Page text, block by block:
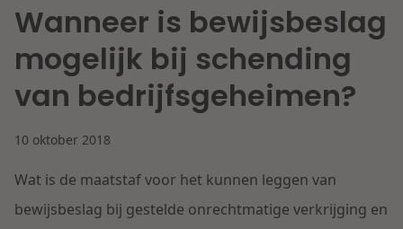
Fiscaal
Arbeid & Pensioen
IE & Innovatie
Dichtbij een toekomstbestendige zorg
Artikelen
Klantcases
Events
Specialisten
Over Dirkzwager
Werken bij
Wanneer is bewijsbeslag
mogelijk bij schending
van bedrijfsgeheimen?
10 oktober 2018
Wat is de maatstaf voor het kunnen leggen van
bewijsbeslag bij gestelde onrechtmatige verkrijging en